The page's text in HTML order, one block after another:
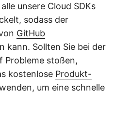
unsere Cloud SDKs
sodass der
GitHub
kann. Sollten Sie bei der
Probleme stoßen,
kostenlose Produkt-
um eine schnelle